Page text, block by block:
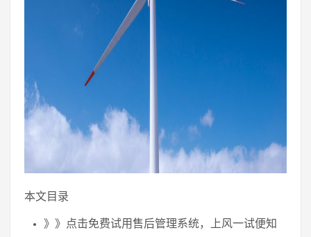
本文目录
》》点击免费试用售后管理系统，上风一试便知